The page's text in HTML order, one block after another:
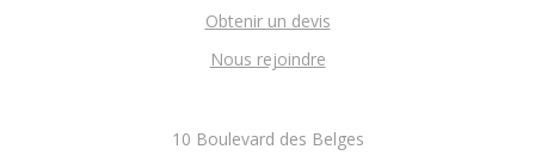
Obtenir un devis
Nous rejoindre
10 Boulevard des Belges